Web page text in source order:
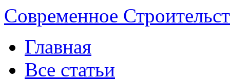
Современное
Главная
Все статьи